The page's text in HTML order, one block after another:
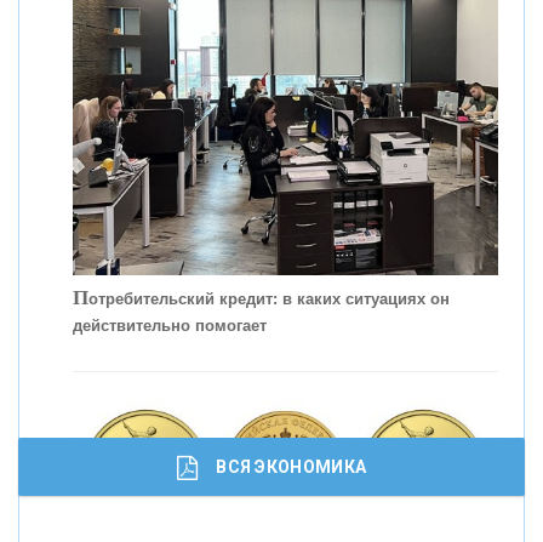
Скорость - один из главных трендов в
кредитовании бизнеса - «Интервью»
Потребительский кредит: в каких ситуациях он
действительно помогает
ВСЯ ЭКОНОМИКА